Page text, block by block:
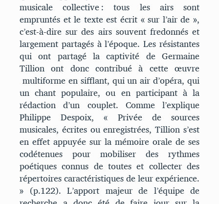
musicale collective : tous les airs sont
empruntés et le texte est écrit « sur l’air de »,
c’est-à-dire sur des airs souvent fredonnés et
largement partagés à l’époque. Les résistantes
qui ont partagé la captivité de Germaine
Tillion ont donc contribué à cette œuvre
multiforme en sifflant, qui un air d’opéra, qui
un chant populaire, ou en participant à la
rédaction d’un couplet. Comme l’explique
Philippe Despoix, « Privée de sources
musicales, écrites ou enregistrées, Tillion s’est
en effet appuyée sur la mémoire orale de ses
codétenues pour mobiliser des rythmes
poétiques connus de toutes et collecter des
répertoires caractéristiques de leur expérience.
» (p.122). L’apport majeur de l’équipe de